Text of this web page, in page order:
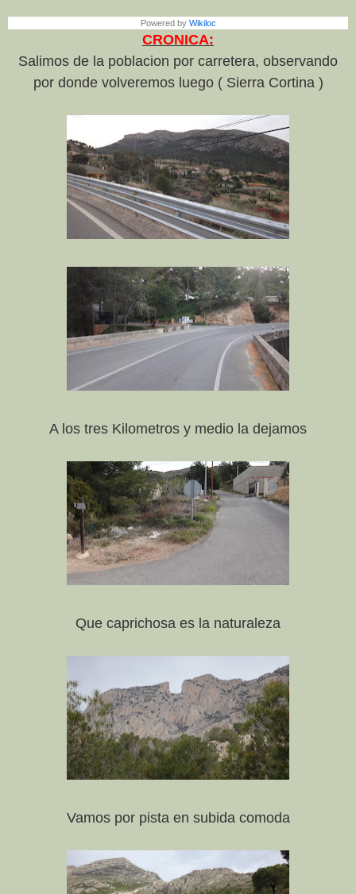
Powered by Wikiloc
CRONICA:
Salimos de la poblacion por carretera, observando
por donde volveremos luego ( Sierra Cortina )
A los tres Kilometros y medio la dejamos
Que caprichosa es la naturaleza
Vamos por pista en subida comoda